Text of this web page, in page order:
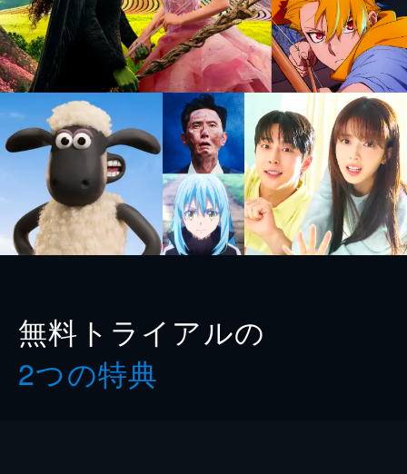
無料トライアルの
2つの特典